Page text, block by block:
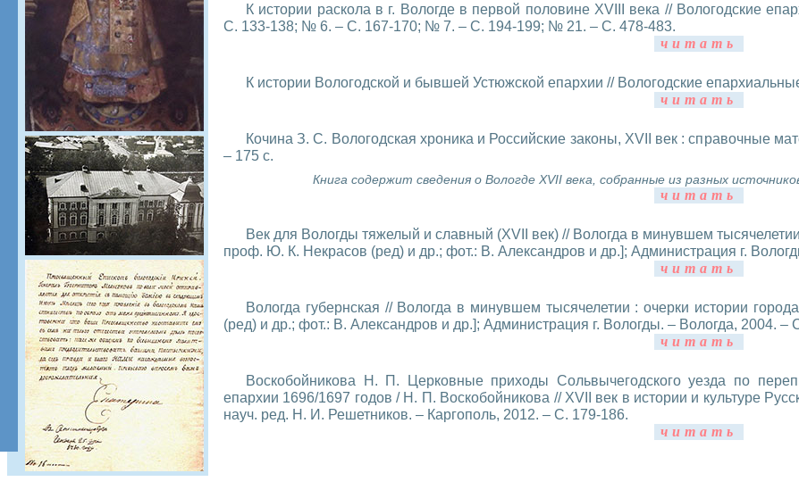
К истории раскола в г. Вологде в первой половине XVIII века // Вологодские
С. 133-138; № 6. – С. 167-170; № 7. – С. 194-199; № 21. – С. 478-483.
читать
К истории Вологодской и бывшей Устюжской епархии // Вологодские
читать
Кочина З. С. Вологодская хроника и Российские законы, XVII век : справочные
– 175 с.
Книга содержит сведения о Вологде XVII века, собранные из разных
читать
Век для Вологды тяжелый и славный (XVII век) // Вологда в минувшем
проф. Ю. К. Некрасов (ред) и др.; фот.: В. Александров и др.]; Администрация г.
читать
Вологда губернская // Вологда в минувшем тысячелетии : очерки истории
(ред) и др.; фот.: В. Александров и др.]; Администрация г. Вологды. – Вологда, 2004. –
читать
Воскобойникова Н. П. Церковные приходы Сольвычегодского уезда по
епархии 1696/1697 годов / Н. П. Воскобойникова // XVII век в истории и культуре
науч. ред. Н. И. Решетников. – Каргополь, 2012. – С. 179-186.
читать